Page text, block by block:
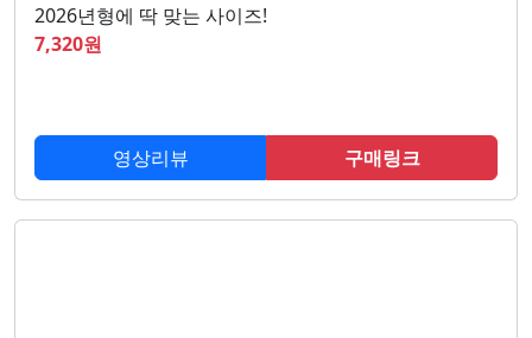
2026년형에 딱 맞는 사이즈!
7,320원
영상리뷰 구매링크